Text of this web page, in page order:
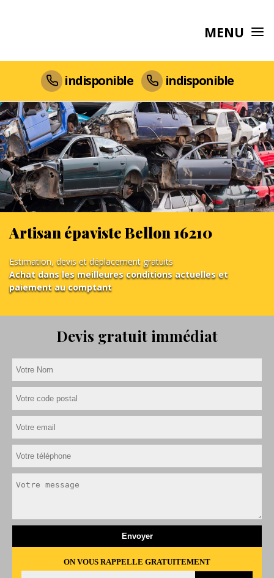
MENU
indisponible indisponible
Artisan épaviste Bellon 16210
Estimation, devis et déplacement gratuits
Achat dans les meilleures conditions actuelles et
paiement au comptant
Devis gratuit immédiat
ON VOUS RAPPELLE GRATUITEMENT